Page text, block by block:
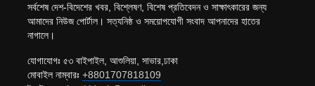
সর্বশেষ দেশ-বিদেশের খবর, বিশ্লেষণ, বিশেষ প্রতিবেদন ও সাক্ষাৎকারের জন্য
আমাদের নিউজ পোর্টাল। সত্যনিষ্ঠ ও সময়োপযোগী সংবাদ আপনাদের হাতের
নাগালে।
যোগাযোগঃ ৫৩ বাইপাইল, আশুলিয়া, সাভার,ঢাকা
মোবাইল নাম্বারঃ +8801707818109